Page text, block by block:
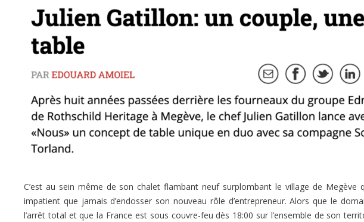
C’est au sein même de son chalet flambant neuf surplombant le village de Megève
impatient que jamais d’endosser son nouveau rôle d’entrepreneur. Alors que le
l’arrêt total et que la France est sous couvre-feu dès 18:00 sur l’ensemble de son